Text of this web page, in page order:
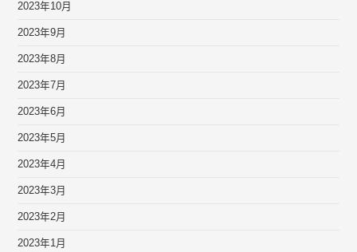
2023年10月
2023年9月
2023年8月
2023年7月
2023年6月
2023年5月
2023年4月
2023年3月
2023年2月
2023年1月